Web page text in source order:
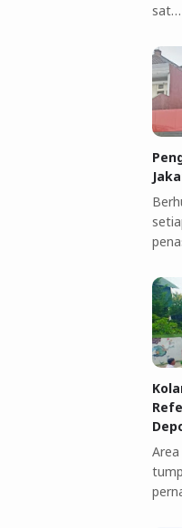
sat…